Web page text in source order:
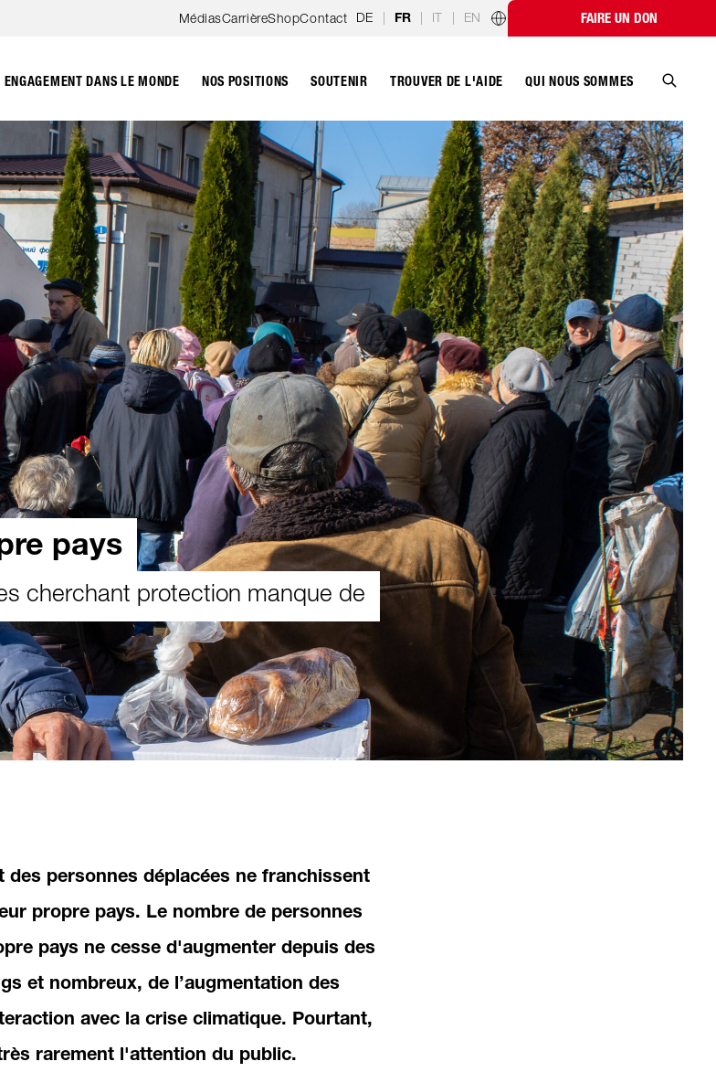
Aller au contenu
MédiasCarrièreShopContact DE | FR | IT | EN
Programmes par paysFAIRE UN DON
ENGAGEMENT DANS LE MONDE NOS POSITIONS SOUTENIR TROUVER DE L'AIDE QUI NOUS SOMMES
pays
cherchant protection manque de
personnes déplacées ne franchissent
propre pays. Le nombre de personnes
pays ne cesse d'augmenter depuis des
et nombreux, de l’augmentation des
avec la crise climatique. Pourtant,
rarement l'attention du public.